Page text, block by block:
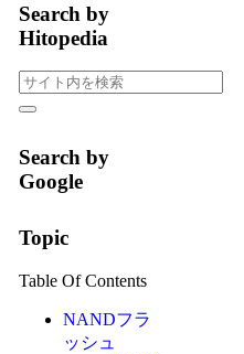
Search by
Hitopedia
Search by
Google
Topic
Table Of Contents
NANDフラ
ッシュ